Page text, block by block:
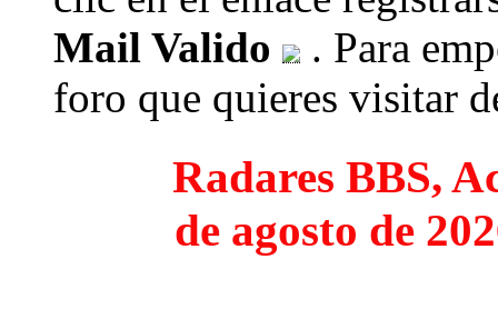
Mail Valido
. Para
foro que quieres visitar
Radares BBS,
de agosto de